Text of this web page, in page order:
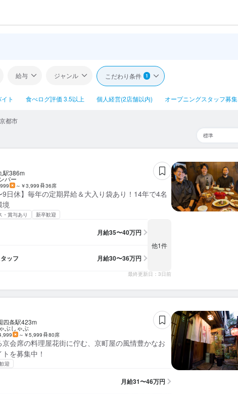
給与 ジャンル こだわり条件 1
ト 食べログ評価 3.5以上 個人経営(2店舗以内) オープニングスタッフ募集
都市
駅386m
バー
～￥3,999 36席
9日休】毎年の定期昇給＆大入り袋あり！14年で4名
境
・賞与あり 新卒歓迎
月給35〜40万円
ッフ 月給30〜36万円
他1件
最終更新日：3日前
四条駅423m
ぶしゃぶ
～￥5,999 80席
会席の料理屋花街に佇む、京町屋の風情豊かなお
を募集中！
迎
月給31〜46万円